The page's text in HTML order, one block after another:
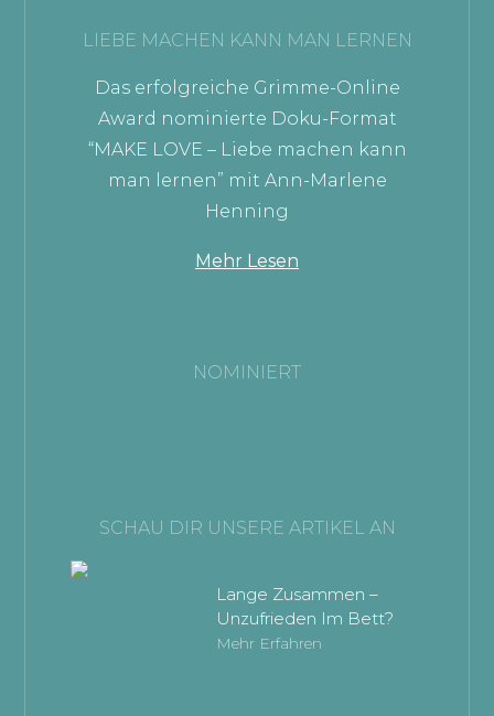
LIEBE MACHEN KANN MAN LERNEN
Das erfolgreiche Grimme-Online
Award nominierte Doku-Format
“MAKE LOVE – Liebe machen kann
man lernen” mit Ann-Marlene
Henning
Mehr Lesen
NOMINIERT
SCHAU DIR UNSERE ARTIKEL AN
Lange Zusammen –
Unzufrieden Im Bett?
Mehr Erfahren